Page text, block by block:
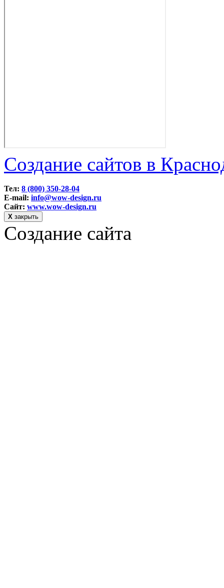
Создание сайтов в
Тел: 8 (800) 350-28-04
E-mail: info@wow-design.ru
Сайт: www.wow-design.ru
Х закрыть
Создание сайта